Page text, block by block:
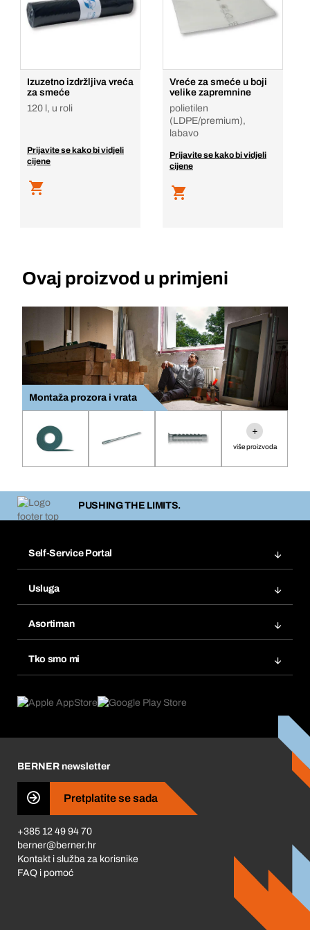
Izuzetno izdržljiva vreća
za smeće
120 l, u roli
Prijavite se kako bi vidjeli
cijene
Vreće za smeće u boji
velike zapremnine
polietilen
(LDPE/premium),
labavo
Prijavite se kako bi vidjeli
cijene
Ovaj proizvod u primjeni
Montaža prozora i vrata
+
više proizvoda
PUSHING THE LIMITS.
Self-Service Portal
Popisi želja
Ponovno naručivanje
Pretplate
Usluga
Tražitelji proizvoda
Asortiman
Tko smo mi
Što nas pokreće
Business Conduct
BERNER newsletter
Pretplatite se sada
+385 12 49 94 70
berner@berner.hr
Kontakt i služba za korisnike
FAQ i pomoć